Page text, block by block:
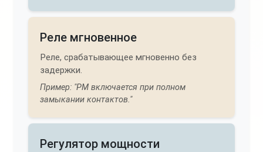
Реле мгновенное
Реле, срабатывающее мгновенно без
задержки.
Пример: "РМ включается при полном
замыкании контактов."
Регулятор мощности